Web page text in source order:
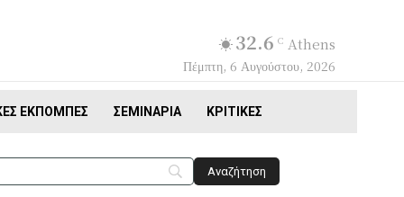
32.6 C Athens
Πέμπτη, 6 Αυγούστου, 2026
ΕΚΠΟΜΠΈΣ ΣΕΜΙΝΆΡΙΑ ΚΡΙΤΙΚΈΣ